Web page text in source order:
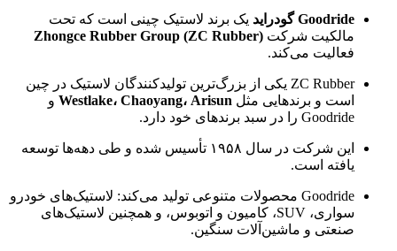
Goodride گودراید
یک برند لاستیک چینی است که تحت
مالکیت شرکت Zhongce Rubber Group (ZC Rubber)
فعالیت می‌کند.
ZC Rubber یکی از بزرگ‌ترین تولیدکنندگان لاستیک در چین
است و برندهایی مثل Westlake، Chaoyang، Arisun و
Goodride را در سبد برندهای خود دارد.
این شرکت در سال ۱۹۵۸ تأسیس شده و طی دهه‌ها توسعه
یافته است.
Goodride محصولات متنوعی تولید می‌کند: لاستیک‌های خودرو
سواری، SUV، کامیون و اتوبوس، و همچنین لاستیک‌های
صنعتی و ماشین‌آلات سنگین.